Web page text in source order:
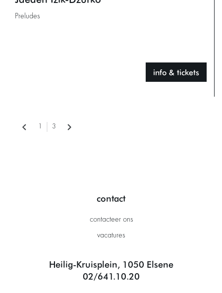
Preludes
info & tickets
1 3
contact
contacteer ons
vacatures
Heilig-Kruisplein, 1050 Elsene
02/641.10.20